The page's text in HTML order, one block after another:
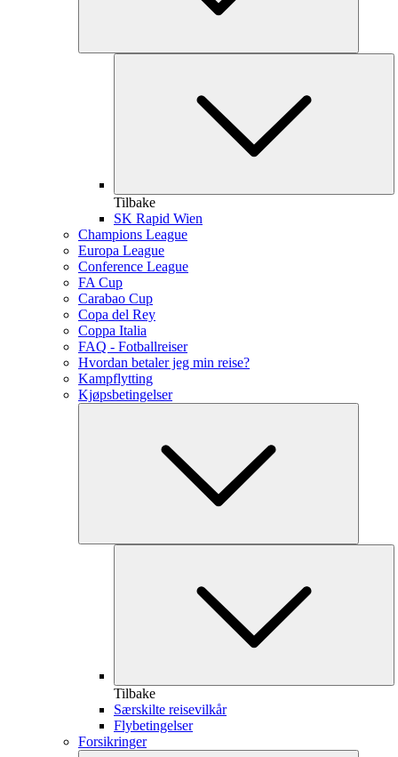
Tilbake
SK Rapid Wien
Champions League
Europa League
Conference League
FA Cup
Carabao Cup
Copa del Rey
Coppa Italia
FAQ - Fotballreiser
Hvordan betaler jeg min reise?
Kampflytting
Kjøpsbetingelser
Tilbake
Særskilte reisevilkår
Flybetingelser
Forsikringer